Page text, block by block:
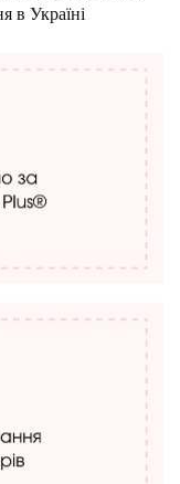
в Україні